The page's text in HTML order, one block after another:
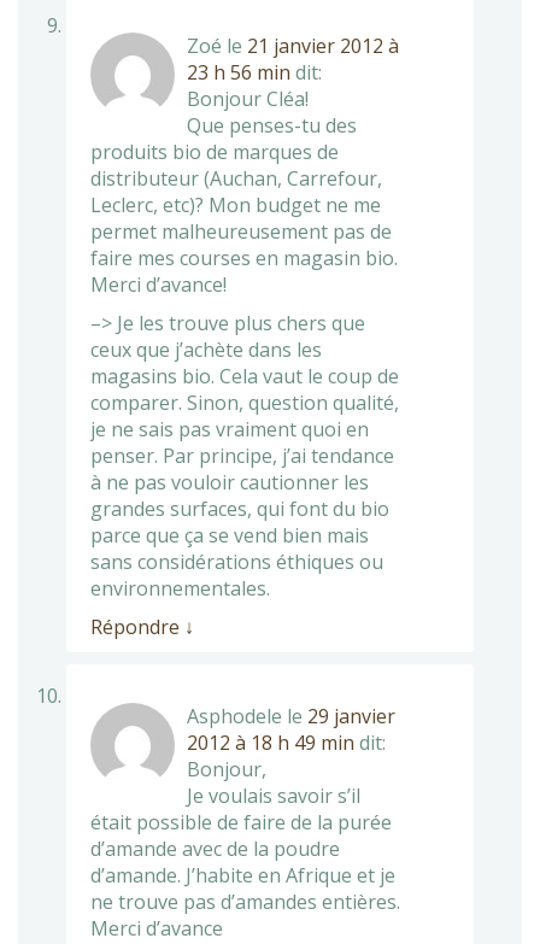
Zoé le 21 janvier 2012 à
23 h 56 min dit:
Bonjour Cléa!
Que penses-tu des
produits bio de marques de
distributeur (Auchan, Carrefour,
Leclerc, etc)? Mon budget ne me
permet malheureusement pas de
faire mes courses en magasin bio.
Merci d’avance!
–> Je les trouve plus chers que
ceux que j’achète dans les
magasins bio. Cela vaut le coup de
comparer. Sinon, question qualité,
je ne sais pas vraiment quoi en
penser. Par principe, j’ai tendance
à ne pas vouloir cautionner les
grandes surfaces, qui font du bio
parce que ça se vend bien mais
sans considérations éthiques ou
environnementales.
Répondre ↓
Asphodele le 29 janvier
2012 à 18 h 49 min dit:
Bonjour,
Je voulais savoir s’il
était possible de faire de la purée
d’amande avec de la poudre
d’amande. J’habite en Afrique et je
ne trouve pas d’amandes entières.
Merci d’avance